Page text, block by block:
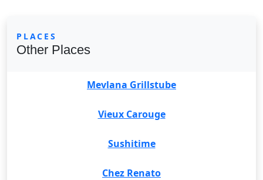
PLACES
Other Places
Mevlana Grillstube
Vieux Carouge
Sushitime
Chez Renato